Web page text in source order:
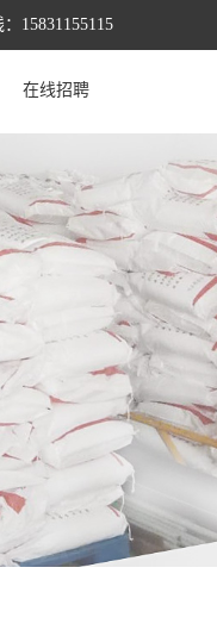
15831155115
在线招聘